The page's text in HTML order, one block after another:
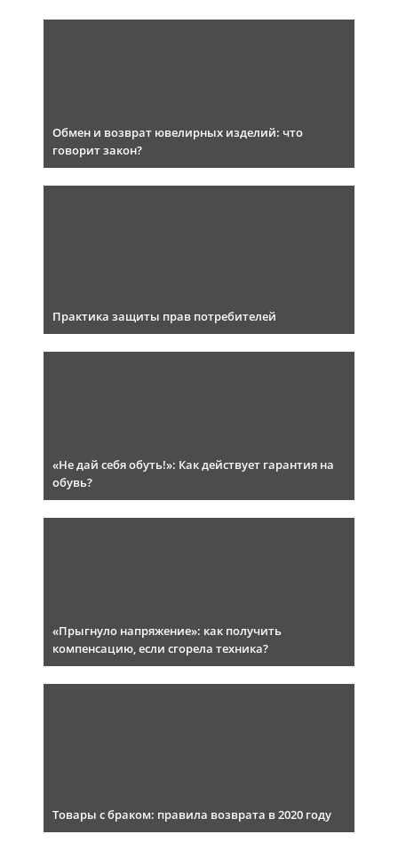
Обмен и возврат ювелирных изделий: что
говорит закон?
Практика защиты прав потребителей
«Не дай себя обуть!»: Как действует гарантия на
обувь?
«Прыгнуло напряжение»: как получить
компенсацию, если сгорела техника?
Товары с браком: правила возврата в 2020 году